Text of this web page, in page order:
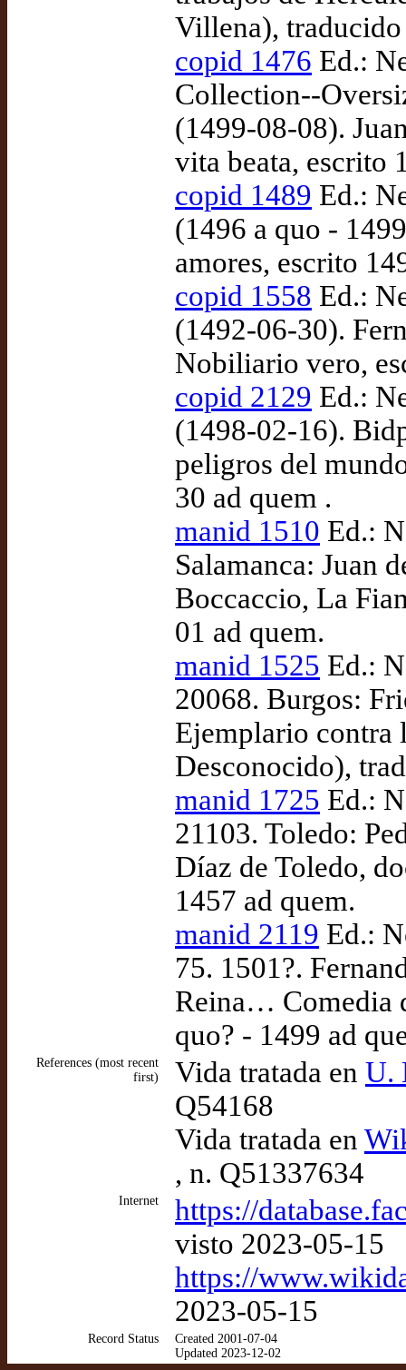
Villena),
copid 1476 Ed.:
Collection--
(1499-08-08).
vita beata, escrito
copid 1489 Ed.:
(1496 a quo -
amores, escrito
copid 1558 Ed.:
(1492-06-30).
Nobiliario vero,
copid 2129 Ed.:
(1498-02-16).
peligros del
30 ad quem .
manid 1510 Ed.:
Salamanca: Juan
Boccaccio, La
01 ad quem.
manid 1525 Ed.:
20068. Burgos:
Ejemplario contra
Desconocido),
manid 1725 Ed.:
21103. Toledo:
Díaz de Toledo,
1457 ad quem.
manid 2119 Ed.:
75. 1501?.
Reina… Comedia
quo? - 1499 ad
References (most recent
first)
Vida tratada en U.
Q54168
Vida tratada en
, n. Q51337634
Internet
https://
visto 2023-05-15
https://
2023-05-15
Record Status
Created 2001-07-04
Updated 2023-12-02